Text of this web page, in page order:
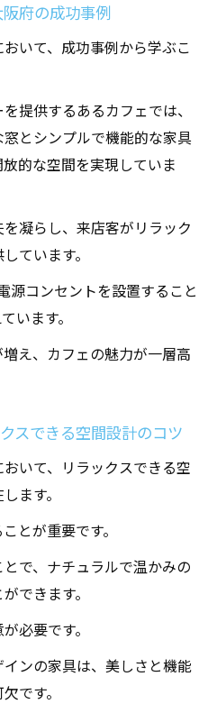
府の成功事例
いて、成功事例から学ぶこ
提供するあるカフェでは、
とシンプルで機能的な家具
的な空間を実現していま
凝らし、来店客がリラック
ています。
源コンセントを設置すること
います。
え、カフェの魅力が一層高
スできる空間設計のコツ
いて、リラックスできる空
ます。
とが重要です。
で、ナチュラルで温かみの
できます。
必要です。
ンの家具は、美しさと機能
です。